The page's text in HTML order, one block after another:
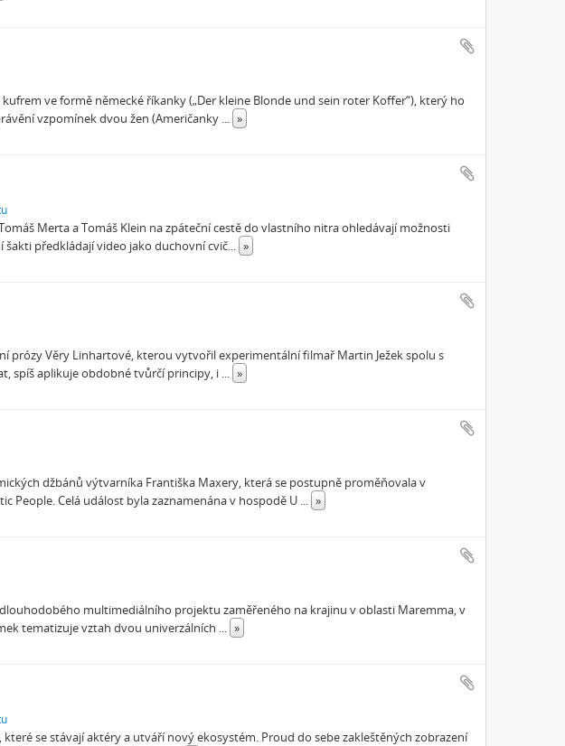
ve formě německé říkanky („Der kleine Blonde und sein roter Koffer“), který ho
vzpomínek dvou žen (Američanky ... »
Merta a Tomáš Klein na zpáteční cestě do vlastního nitra ohledávají možnosti
předkládají video jako duchovní cvič... »
Věry Linhartové, kterou vytvořil experimentální filmař Martin Ježek spolu s
spíš aplikuje obdobné tvůrčí principy, i ... »
džbánů výtvarníka Františka Maxery, která se postupně proměňovala v
People. Celá událost byla zaznamenána v hospodě U ... »
multimediálního projektu zaměřeného na krajinu v oblasti Maremma, v
tematizuje vztah dvou univerzálních ... »
se stávají aktéry a utváří nový ekosystém. Proud do sebe zakleštěných zobrazení